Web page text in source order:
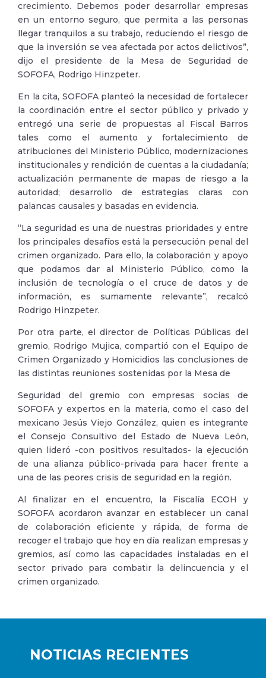
NOTICIAS RECIENTES
crecimiento. Debemos poder desarrollar empresas
en un entorno seguro, que permita a las personas
llegar tranquilos a su trabajo, reduciendo el riesgo de
que la inversión se vea afectada por actos delictivos”,
dijo el presidente de la Mesa de Seguridad de
SOFOFA, Rodrigo Hinzpeter.
En la cita, SOFOFA planteó la necesidad de fortalecer
la coordinación entre el sector público y privado y
entregó una serie de propuestas al Fiscal Barros
tales como el aumento y fortalecimiento de
atribuciones del Ministerio Público, modernizaciones
institucionales y rendición de cuentas a la ciudadanía;
actualización permanente de mapas de riesgo a la
autoridad; desarrollo de estrategias claras con
palancas causales y basadas en evidencia.
“La seguridad es una de nuestras prioridades y entre
los principales desafíos está la persecución penal del
crimen organizado. Para ello, la colaboración y apoyo
que podamos dar al Ministerio Público, como la
inclusión de tecnología o el cruce de datos y de
información, es sumamente relevante”, recalcó
Rodrigo Hinzpeter.
Por otra parte, el director de Políticas Públicas del
gremio, Rodrigo Mujica, compartió con el Equipo de
Crimen Organizado y Homicidios las conclusiones de
las distintas reuniones sostenidas por la Mesa de
Seguridad del gremio con empresas socias de
SOFOFA y expertos en la materia, como el caso del
mexicano Jesús Viejo González, quien es integrante
el Consejo Consultivo del Estado de Nueva León,
quien lideró -con positivos resultados- la ejecución
de una alianza público-privada para hacer frente a
una de las peores crisis de seguridad en la región.
Al finalizar en el encuentro, la Fiscalía ECOH y
SOFOFA acordaron avanzar en establecer un canal
de colaboración eficiente y rápida, de forma de
recoger el trabajo que hoy en día realizan empresas y
gremios, así como las capacidades instaladas en el
sector privado para combatir la delincuencia y el
crimen organizado.